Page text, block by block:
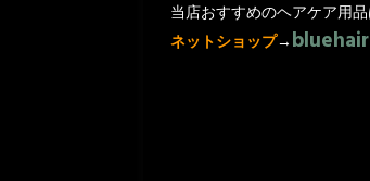
当店おすすめのヘアケア用
ネットショップ→